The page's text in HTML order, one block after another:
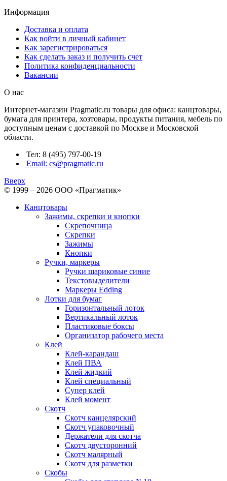
Информация
Доставка и оплата
Как войти в личный кабинет
Как зарегистрироваться
Как сделать заказ и получить счет
Политика конфиденциальности
Вакансии
О нас
Интернет-магазин Pragmatic.ru товары для офиса: канцтовары,
бумага для принтера, хозтовары, продукты питания, мебель по
доступным ценам с доставкой по Москве и Московской
области.
Тел: 8 (495) 797-00-19
Email: cs@pragmatic.ru
Вверх
© 1999 – 2026 ООО «Прагматик»
Канцтовары
Зажимы, скрепки и кнопки
Скрепочница
Скрепки
Зажимы
Кнопки
Ручки, маркеры
Ручки шариковые синие
Текстовыделители
Маркеры Edding
Лотки для бумаг
Горизонтальный лоток
Вертикальный лоток
Пластиковые боксы
Организатор рабочего места
Клей
Клей-карандаш
Клей ПВА
Клей жидкий
Клей специальный
Супер клей
Клей момент
Скотч
Скотч канцелярский
Скотч упаковочный
Держатели для скотча
Скотч двусторонний
Скотч малярный
Скотч для разметки
Скобы